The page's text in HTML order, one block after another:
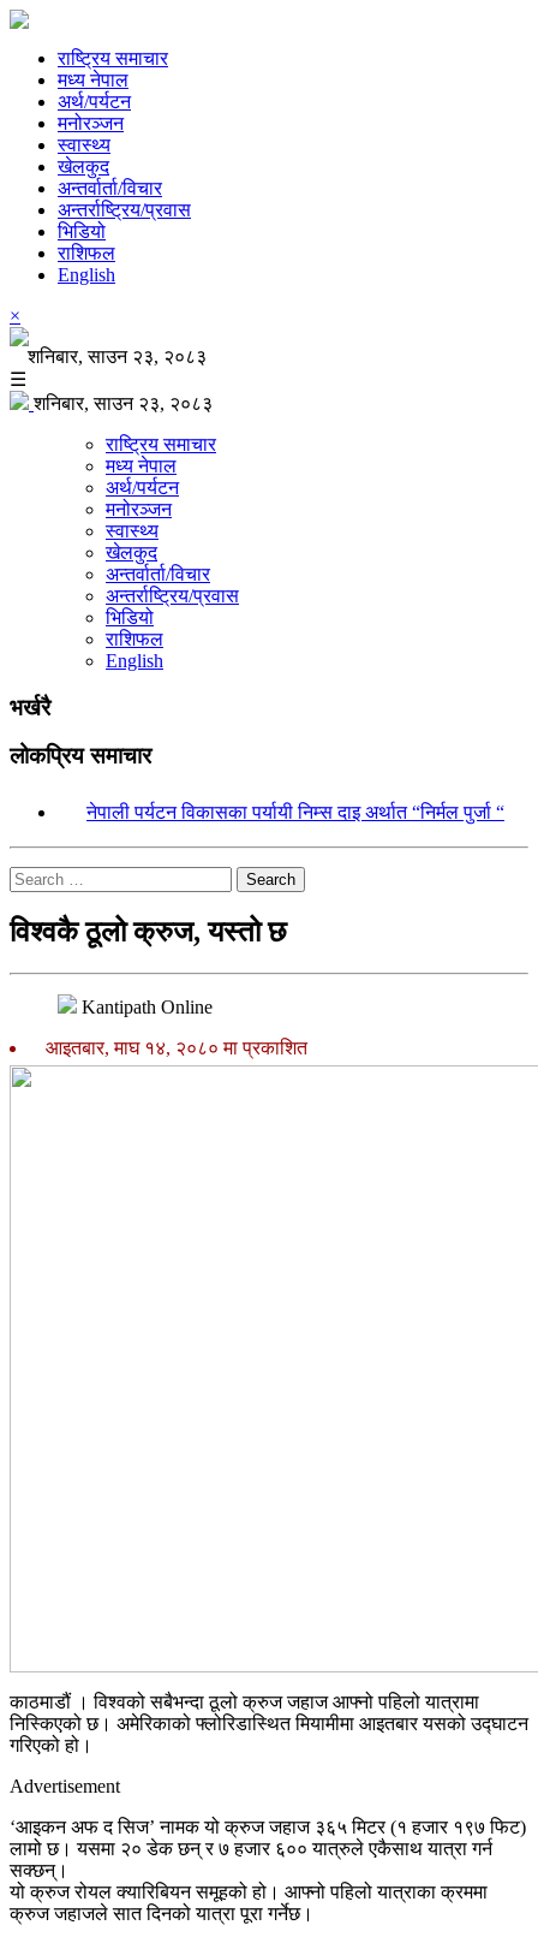
राष्ट्रिय समाचार
मध्य नेपाल
अर्थ/पर्यटन
मनोरञ्जन
स्वास्थ्य
खेलकुद
अन्तर्वार्ता/विचार
अन्तर्राष्ट्रिय/प्रवास
भिडियो
राशिफल
English
×
शनिबार, साउन २३, २०८३
☰
शनिबार, साउन २३, २०८३
राष्ट्रिय समाचार
मध्य नेपाल
अर्थ/पर्यटन
मनोरञ्जन
स्वास्थ्य
खेलकुद
अन्तर्वार्ता/विचार
अन्तर्राष्ट्रिय/प्रवास
भिडियो
राशिफल
English
भर्खरै
लोकप्रिय समाचार
नेपाली पर्यटन विकासका पर्यायी निम्स दाइ अर्थात “निर्मल पुर्जा “
Search
विश्वकै ठूलो क्रुज, यस्तो छ
Kantipath Online
आइतबार, माघ १४, २०८० मा प्रकाशित
काठमाडौं । विश्वको सबैभन्दा ठूलो क्रुज जहाज आफ्नो पहिलो यात्रामा
निस्किएको छ। अमेरिकाको फ्लोरिडास्थित मियामीमा आइतबार यसको उद्घाटन
गरिएको हो।
Advertisement
‘आइकन अफ द सिज’ नामक यो क्रुज जहाज ३६५ मिटर (१ हजार १९७ फिट)
लामो छ। यसमा २० डेक छन् र ७ हजार ६०० यात्रुले एकैसाथ यात्रा गर्न
सक्छन्।
यो क्रुज रोयल क्यारिबियन समूहको हो। आफ्नो पहिलो यात्राका क्रममा
क्रुज जहाजले सात दिनको यात्रा पूरा गर्नेछ।